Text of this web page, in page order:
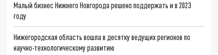
Малый бизнес Нижнего Новгорода решено поддержать и в 2023
году
Нижегородская область вошла в десятку ведущих регионов по
научно-технологическому развитию